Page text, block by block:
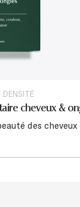
DENSITÉ
cheveux &
des cheveux